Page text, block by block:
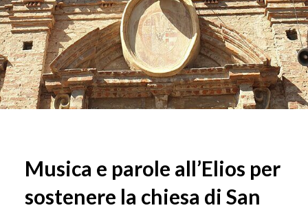
Musica e parole all’Elios per
sostenere la chiesa di San